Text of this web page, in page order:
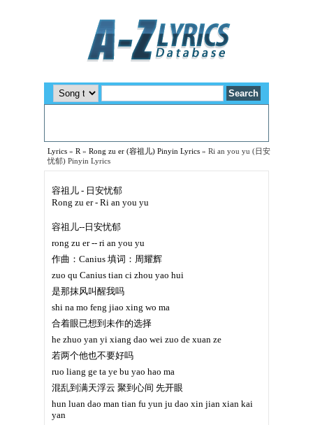
Lyrics » R » Rong zu er (容祖儿) Pinyin Lyrics » Ri an you yu (日安
忧郁) Pinyin Lyrics
容祖儿 - 日安忧郁
Rong zu er - Ri an you yu
容祖儿--日安忧郁
rong zu er -- ri an you yu
作曲：Canius 填词：周耀辉
zuo qu Canius tian ci zhou yao hui
是那抹风叫醒我吗
shi na mo feng jiao xing wo ma
合着眼已想到未作的选择
he zhuo yan yi xiang dao wei zuo de xuan ze
若两个他也不要好吗
ruo liang ge ta ye bu yao hao ma
混乱到满天浮云 聚到心间 先开眼
hun luan dao man tian fu yun ju dao xin jian xian kai
yan